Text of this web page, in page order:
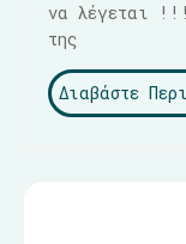
να λέγεται
της
Διαβάστε